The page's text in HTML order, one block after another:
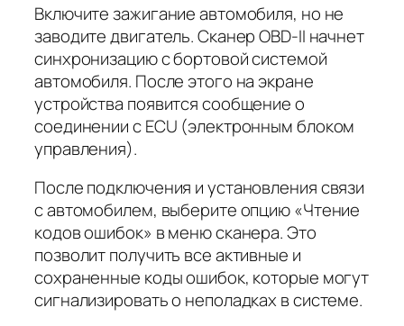
Включите зажигание автомобиля, но не
заводите двигатель. Сканер OBD-II начнет
синхронизацию с бортовой системой
автомобиля. После этого на экране
устройства появится сообщение о
соединении с ECU (электронным блоком
управления).
После подключения и установления связи
с автомобилем, выберите опцию «Чтение
кодов ошибок» в меню сканера. Это
позволит получить все активные и
сохраненные коды ошибок, которые могут
сигнализировать о неполадках в системе.